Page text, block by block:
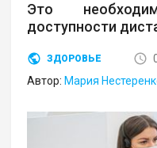
Это
доступности
ЗДОРОВЬЕ
Автор: Мария